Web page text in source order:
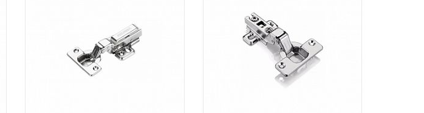
Características
PRODUTO INDISPONÍVEL
Características
PRODUTO INDISPONÍVEL